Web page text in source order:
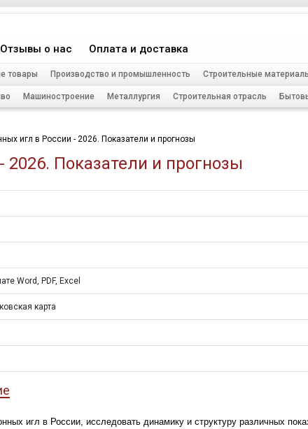
Отзывы о нас Оплата и доставка
товары Производство и промышленность Строительные
Машиностроение Металлургия Строительная отрасль
игл в России - 2026. Показатели и прогнозы
Показатели и прогнозы
Word, PDF, Excel
карта
игл в России, исследовать динамику и структуру различных